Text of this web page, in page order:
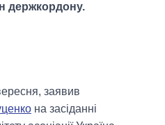
держкордону.
заявив
на засіданні